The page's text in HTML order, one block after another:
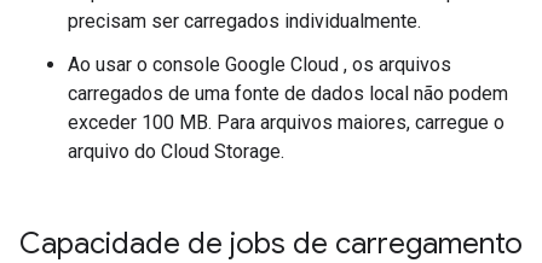
precisam ser carregados individualmente.
Ao usar o console Google Cloud , os arquivos
carregados de uma fonte de dados local não podem
exceder 100 MB. Para arquivos maiores, carregue o
arquivo do Cloud Storage.
Capacidade de jobs de carregamento